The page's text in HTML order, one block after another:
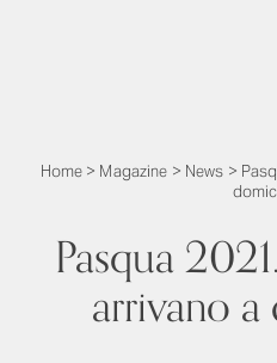
Home > Magazine > News >
Pasqua
arrivano